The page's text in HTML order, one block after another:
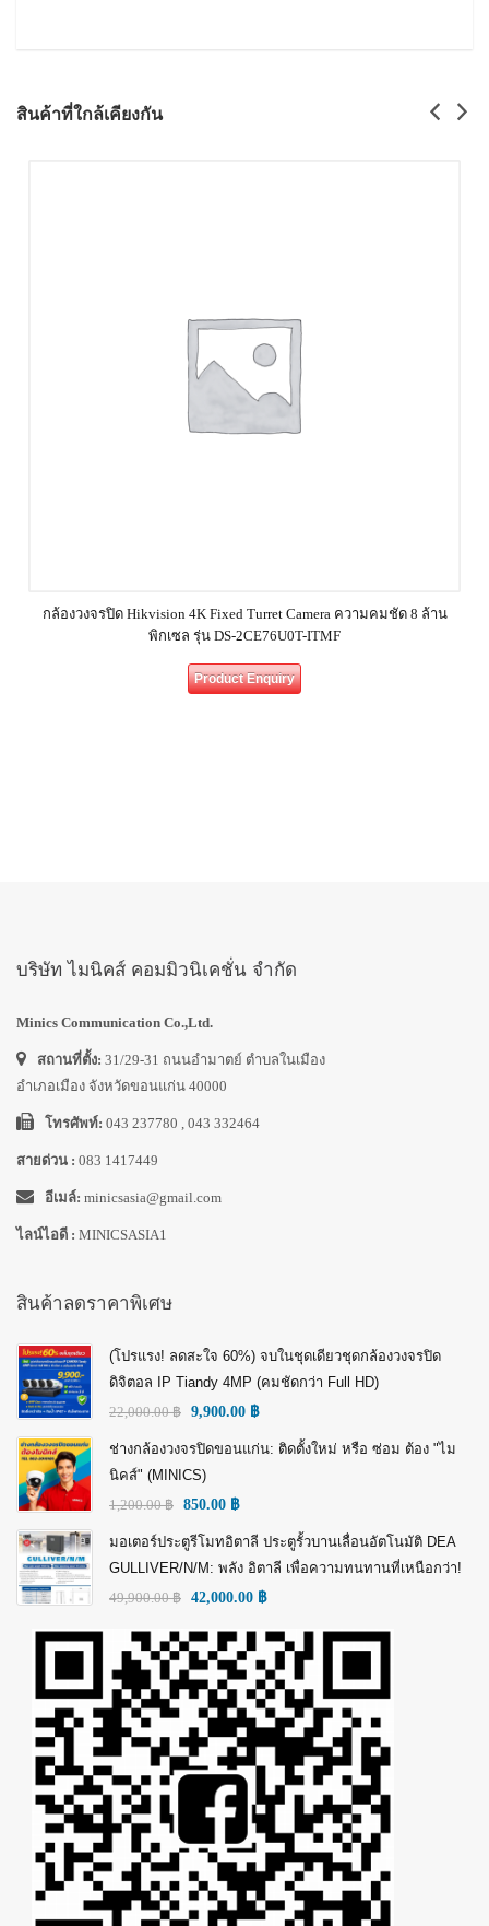
สินค้าที่ใกล้เคียงกัน
กล้องวงจรปิด Hikvision 4K Fixed Turret Camera ความคมชัด 8 ล้าน
พิกเซล รุ่น DS-2CE76U0T-ITMF
Product Enquiry
บริษัท ไมนิคส์ คอมมิวนิเคชั่น จำกัด
Minics Communication Co.,Ltd.
สถานที่ตั้ง: 31/29-31 ถนนอำมาตย์ ตำบลในเมือง
อำเภอเมือง จังหวัดขอนแก่น 40000
โทรศัพท์: 043 237780 , 043 332464
สายด่วน : 083 1417449
อีเมล์: minicsasia@gmail.com
ไลน์ไอดี : MINICSASIA1
สินค้าลดราคาพิเศษ
(โปรแรง! ลดสะใจ 60%) จบในชุดเดียวชุดกล้องวงจรปิด
ดิจิตอล IP Tiandy 4MP (คมชัดกว่า Full HD)
22,000.00฿ 9,900.00 ฿
ช่างกล้องวงจรปิดขอนแก่น: ติดตั้งใหม่ หรือ ซ่อม ต้อง "ไม
นิคส์" (MINICS)
1,200.00฿ 850.00 ฿
มอเตอร์ประตูรีโมทอิตาลี ประตูรั้วบานเลื่อนอัตโนมัติ DEA
GULLIVER/N/M: พลัง อิตาลี เพื่อความทนทานที่เหนือกว่า!
49,900.00฿ 42,000.00 ฿